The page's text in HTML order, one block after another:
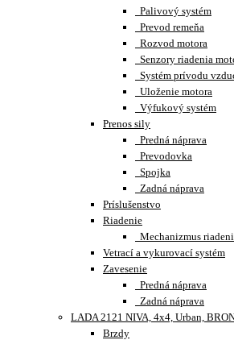
Palivový systém
Prevod remeňa
Rozvod motora
Senzory riadenia
Systém prívodu
Uloženie motora
Výfukový systém
Prenos sily
Predná náprava
Prevodovka
Spojka
Zadná náprava
Príslušenstvo
Riadenie
Mechanizmus
Vetrací a vykurovací systém
Zavesenie
Predná náprava
Zadná náprava
LADA 2121 NIVA, 4x4, Urban,
Brzdy